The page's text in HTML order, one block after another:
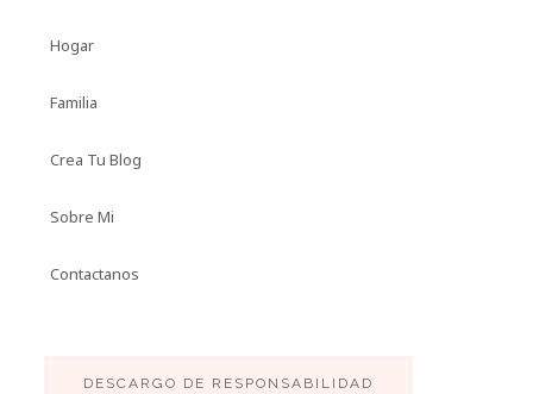
Hogar
Familia
Crea Tu Blog
Sobre Mi
Contactanos
DESCARGO DE RESPONSABILIDAD